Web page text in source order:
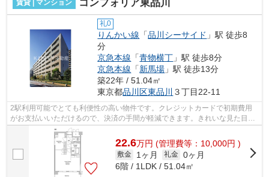
賃貸 | マンション コンフォリア東品川
礼0
りんかい線 「品川シーサイド 」駅 徒歩8
分
京急本線 「青物横丁 」駅 徒歩8分
京急本線 「新馬場 」駅 徒歩13分
築22年 / 51.04㎡
東京都品川区東品川 ３丁目22-11
2駅利用可能でとても利便性の高い物件です。クレジットカードで初期費用
がお支払いいただけるので、決済の手間が軽減できます。きれいな見た目の
外観タイル張りの物件です。根強いニー...
22.6万円 (管理費等：10,000円 )
敷金 1ヶ月 礼金 0ヶ月
6階 / 1LDK / 51.04㎡